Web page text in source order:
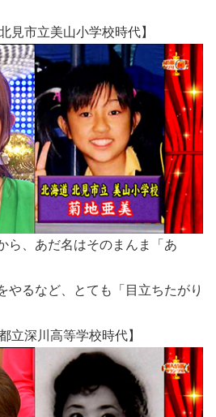
市立美山小学校時代】
ら、あだ名はそのまんま「あ
やるなど、とても「目立ちたがり
深川高等学校時代】